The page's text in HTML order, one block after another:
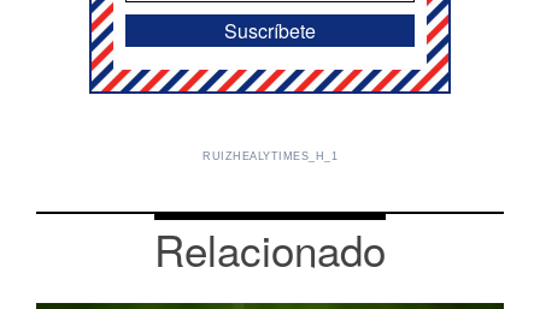
RUIZHEALYTIMES_H_1
Relacionado